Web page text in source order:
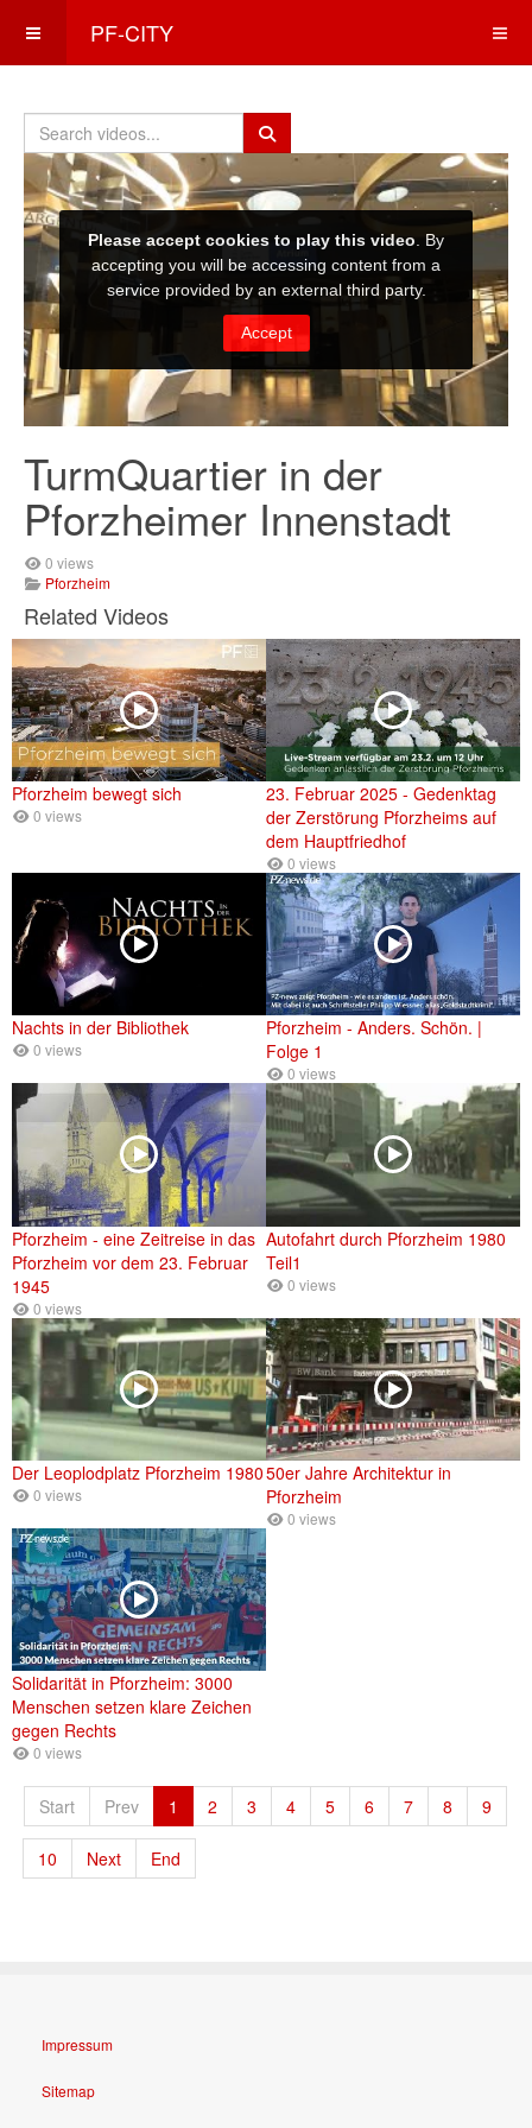
PF-CITY
TurmQuartier in der
Pforzheimer Innenstadt
0 views
Pforzheim
Related Videos
Pforzheim bewegt sich
0 views
23. Februar 2025 - Gedenktag
der Zerstörung Pforzheims auf
dem Hauptfriedhof
0 views
Nachts in der Bibliothek
0 views
Pforzheim - Anders. Schön. |
Folge 1
0 views
Pforzheim - eine Zeitreise in das
Pforzheim vor dem 23. Februar
1945
0 views
Autofahrt durch Pforzheim 1980
Teil1
0 views
Der Leoplodplatz Pforzheim 1980
0 views
50er Jahre Architektur in
Pforzheim
0 views
Solidarität in Pforzheim: 3000
Menschen setzen klare Zeichen
gegen Rechts
0 views
Start Prev 1 2 3 4 5 6 7 8 9
10 Next End
Impressum
Sitemap